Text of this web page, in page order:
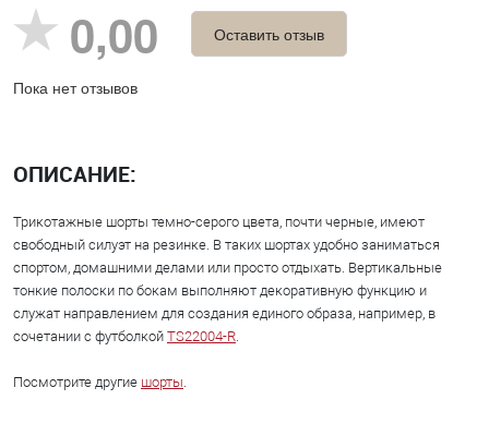
0,00
Пока нет отзывов
Оставить отзыв
ОПИСАНИЕ:
Трикотажные шорты темно-серого цвета, почти черные, имеют
свободный силуэт на резинке. В таких шортах удобно заниматься
спортом, домашними делами или просто отдыхать. Вертикальные
тонкие полоски по бокам выполняют декоративную функцию и
служат направлением для создания единого образа, например, в
сочетании с футболкой TS22004-R.
Посмотрите другие шорты.